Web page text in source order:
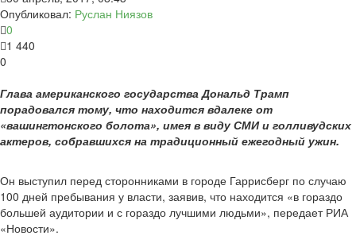
Опубликовал: Руслан Ниязов
0
1 440
0
Глава американского государства Дональд Трамп
порадовался тому, что находится вдалеке от
«вашингтонского болота», имея в виду СМИ и голливудских
актеров, собравшихся на традиционный ежегодный ужин.
Он выступил перед сторонниками в городе Гаррисберг по случаю
100 дней пребывания у власти, заявив, что находится «в гораздо
большей аудитории и с гораздо лучшими людьми», передает РИА
«Новости».